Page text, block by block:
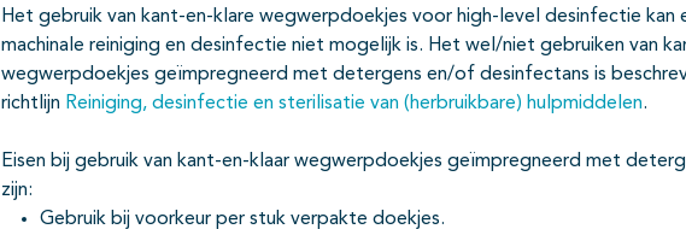
Het gebruik van kant-en-klare wegwerpdoekjes voor high-level desinfectie kan
machinale reiniging en desinfectie niet mogelijk is. Het wel/niet gebruiken van
wegwerpdoekjes geïmpregneerd met detergens en/of desinfectans is
richtlijn Reiniging, desinfectie en sterilisatie van (herbruikbare) hulpmiddelen.
Eisen bij gebruik van kant-en-klaar wegwerpdoekjes geïmpregneerd met
zijn:
Gebruik bij voorkeur per stuk verpakte doekjes.